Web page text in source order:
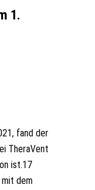
1.
fand der
TheraVent
ist.17
dem